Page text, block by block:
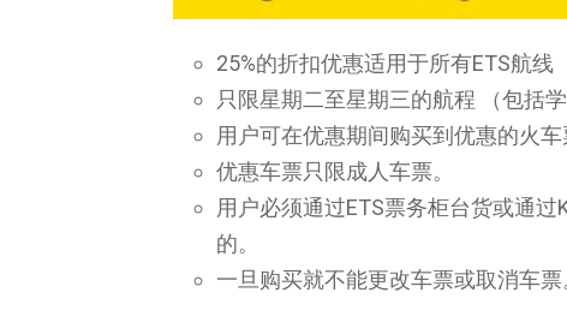
25%的折扣优惠适用于所有ETS航线
只限星期二至星期三的航程 （包括
用户可在优惠期间购买到优惠的火车
优惠车票只限成人车票。
用户必须通过ETS票务柜台货或通过
的。
一旦购买就不能更改车票或取消车票